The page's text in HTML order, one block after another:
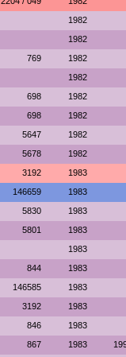
1982
1982
769 1982
1982
698 1982
698 1982
5647 1982
5678 1982
3192 1983
146659 1983
5830 1983
5801 1983
1983
844 1983
146585 1983
3192 1983
846 1983
867 1983